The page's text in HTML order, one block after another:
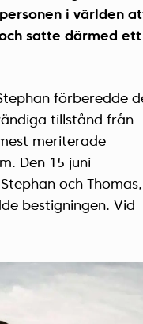
United
Suomi
France
Italy (Italiano)
Latvia
Nederland
North
Norway
i världen
satte därmed ett
förberedde
tillstånd från
meriterade
Den 15 juni
och Thomas,
bestigningen. Vid